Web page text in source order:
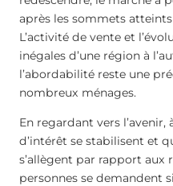
après les sommets
L’activité de vente et
inégales d’une région à
l’abordabilité reste une
nombreux ménages.
En regardant vers l’avenir,
d’intérêt se stabilisent et
s’allègent par rapport aux
personnes se demandent